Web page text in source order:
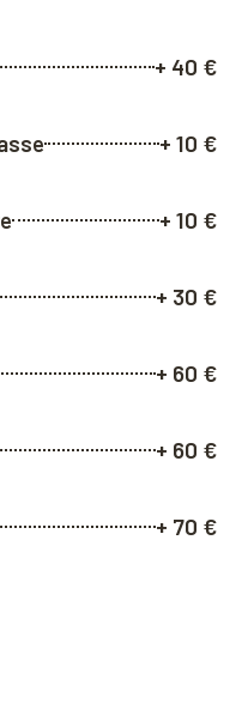
+ 40 €
+ 10 €
+ 10 €
+ 30 €
+ 60 €
+ 60 €
+ 70 €